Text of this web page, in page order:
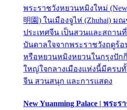
พระราชวังหยวนหมิงใหม่ (New
明園) ในเมืองจูไห่ (Zhuhai) ม
ประเทศจีน เป็นสวนและสถาน
บันดาลใจจากพระราชวังฤดูร้อน
หรือหยวนหมิงหยวนในกรุงปัก
ใหญ่ใจกลางเมืองแห่งนี้มีครบ
จีน สวนสนุก และการแสดง
New Yuanming Palace | พระ